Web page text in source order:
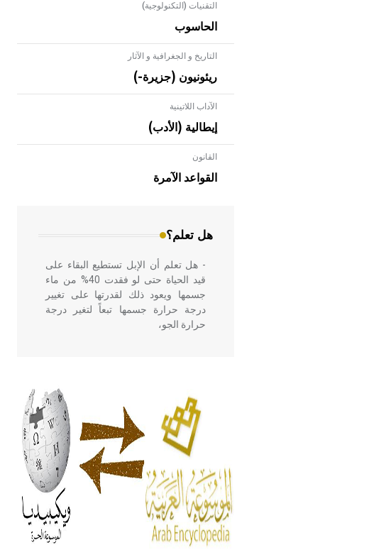
التقنيات (التكنولوجية)
الحاسوب
التاريخ و الجغرافية و الآثار
ريئونيون (جزيرة-)
الآداب اللاتينية
إيطالية (الأدب)
القانون
القواعد الآمرة
هل تعلم؟
- هل تعلم أن الأبلق نوع من الفنون
الهندسية التي ارتبطت بالعمارة الإسلامية
في بلاد الشام ومصر خاصة، حيث يحرص
- هل تعلم أن الإبل تستطيع البقاء على
قيد الحياة حتى لو فقدت 40% من ماء
جسمها ويعود ذلك لقدرتها على تغيير
درجة حرارة جسمها تبعاً لتغير درجة
حرارة الجو،
أربعة مؤلفات هي: الحكم، الأدلة، تنظيم
التغذية، ورسالته في جروح الرأس.
ويعود له الفضل بأنه حرر الطب من
الدين والفلسفة.
- هل تعلم أن المرجان إفراز حيواني
يتكون في البحر ويتركب من مادة
كربونات الكلسيوم، وهو أحمر أو شديد
الحمرة وهو أجود أنواعه، ويمتاز بكبر
الحجم ويسمى الش